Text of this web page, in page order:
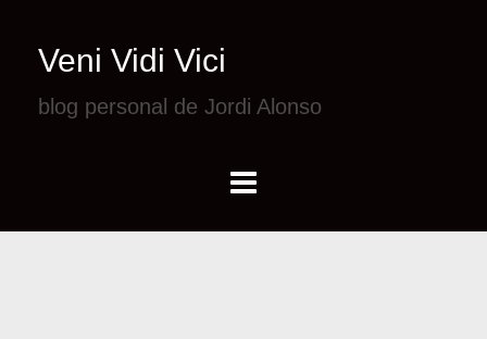
Veni Vidi Vici
blog personal de Jordi Alonso